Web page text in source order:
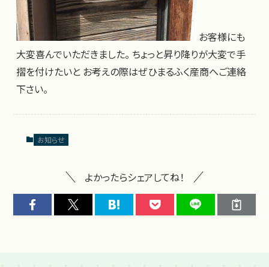
お客様にも
大変喜んでいただきました。 ちょっと昇り降りが大変で手
摺を付けたいと お考えの際はぜひまるふく産商へご連絡
下さい。
お知らせ
よかったらシェアしてね！